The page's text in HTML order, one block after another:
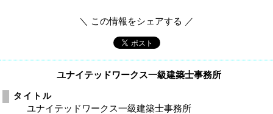
＼ この情報をシェアする ／
ユナイテッドワークス一級建築士事務所
タイトル
ユナイテッドワークス一級建築士事務所